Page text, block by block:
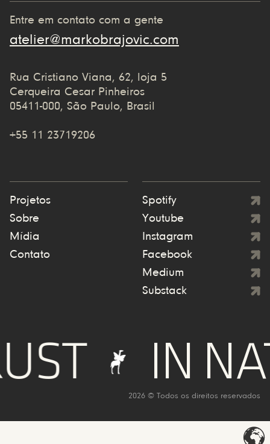
Entre em contato com a gente
atelier@markobrajovic.com
Rua Cristiano Viana, 62, loja 5
Cerqueira Cesar Pinheiros
05411-000, São Paulo, Brasil
+55 11 23719206
Projetos
Sobre
Mídia
Contato
Spotify
Youtube
Instagram
Facebook
Medium
Substack
IN
2026 © Todos os direitos reservados